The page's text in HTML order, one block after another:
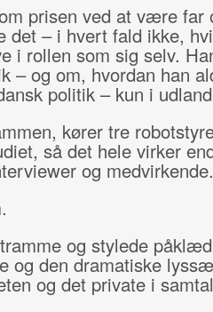
prisen ved at være far
det – i hvert fald ikke,
i rollen som sig selv.
– og om, hvordan han
politik – kun i
kører tre
så det hele virker
og medvirkende.
og stylede
og den dramatiske
og det private i